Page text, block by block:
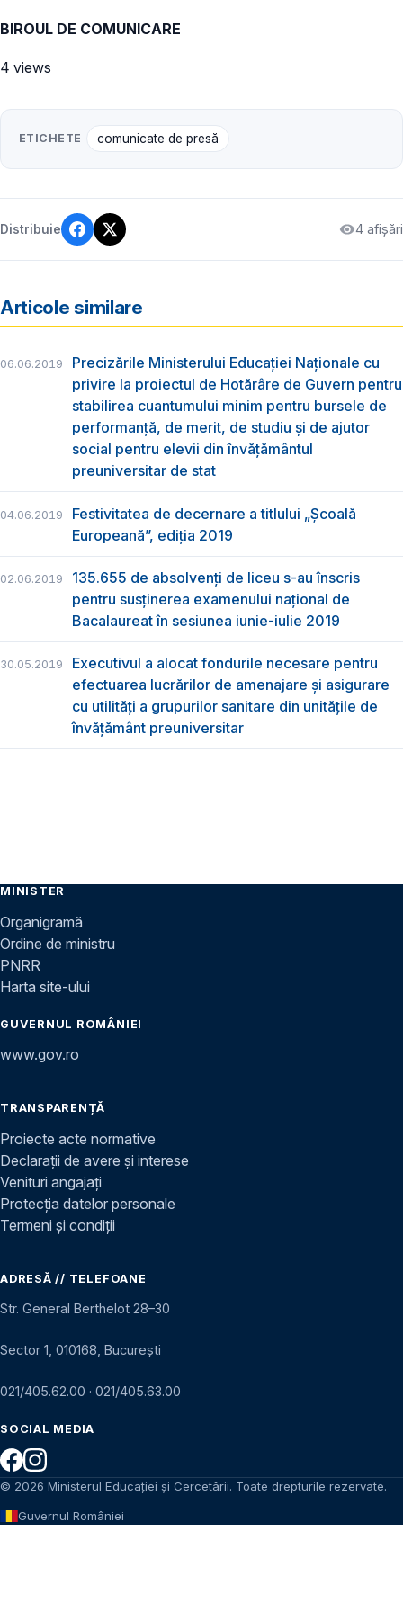
BIROUL DE COMUNICARE
4 views
ETICHETE comunicate de presă
Distribuie 4 afișări
Articole similare
06.06.2019
Precizările Ministerului Educației Naționale cu
privire la proiectul de Hotărâre de Guvern pentru
stabilirea cuantumului minim pentru bursele de
performanță, de merit, de studiu și de ajutor
social pentru elevii din învățământul
preuniversitar de stat
04.06.2019
Festivitatea de decernare a titlului „Şcoală
Europeană”, ediția 2019
02.06.2019
135.655 de absolvenţi de liceu s-au înscris
pentru susţinerea examenului naţional de
Bacalaureat în sesiunea iunie-iulie 2019
30.05.2019
Executivul a alocat fondurile necesare pentru
efectuarea lucrărilor de amenajare și asigurare
cu utilități a grupurilor sanitare din unitățile de
învățământ preuniversitar
MINISTER
Organigramă
Ordine de ministru
PNRR
Harta site-ului
GUVERNUL ROMÂNIEI
www.gov.ro
TRANSPARENȚĂ
Proiecte acte normative
Declarații de avere și interese
Venituri angajați
Protecția datelor personale
Termeni și condiții
ADRESĂ // TELEFOANE
Str. General Berthelot 28–30
Sector 1, 010168, București
021/405.62.00 · 021/405.63.00
SOCIAL MEDIA
© 2026 Ministerul Educației și Cercetării. Toate drepturile rezervate.
Guvernul României